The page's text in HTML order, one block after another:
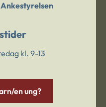
kl. 9-13
en ung?